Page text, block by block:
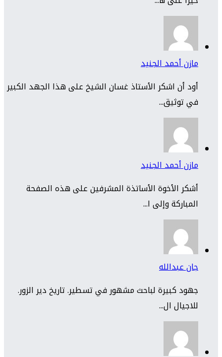
مازن أحمد الجنيد
أود أن اشكر الأستاذ غسان الشيخ على هذا الجهد الكبير
في توثيق...
مازن أحمد الجنيد
أشكر الأخوة الأساتذة المشرفين على هذه الصفحة
المباركة وإلى ا...
جان عبدالله
جهود كبيرة لباحث مشهور في تسطير. تاريخ دير الزور.
للاجيال ال...